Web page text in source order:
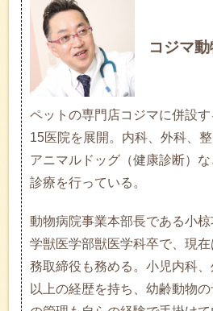
コジマ
ペットの専門店コジマに併設
15医院を展開。内科、外科、
アニマルドッグ（健康診断）
診療を行っている。
動物病院事業本部長である小
学獣医学部獣医学科卒で、現
務取締役も務める。小児内科
以上の経歴を持ち、幼齢動物